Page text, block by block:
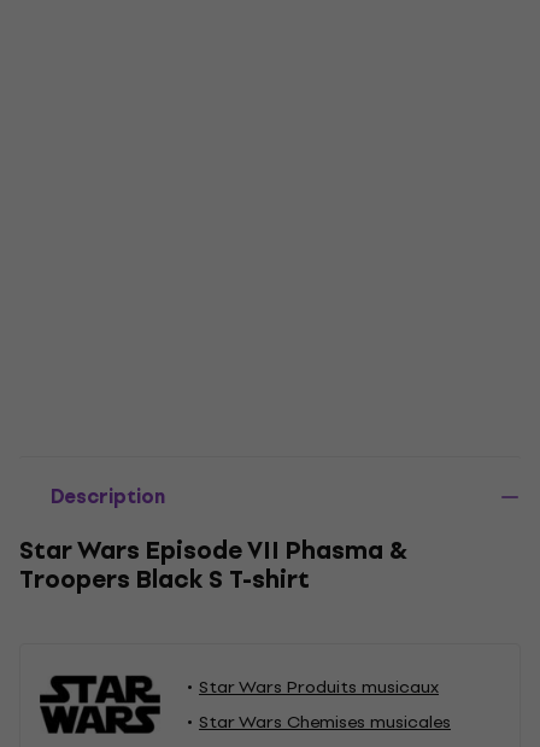
Description
Star Wars Episode VII Phasma &
Troopers Black S T-shirt
Star Wars Produits musicaux
Star Wars Chemises musicales